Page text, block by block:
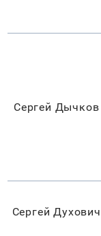
Сергей Дычков
Сергей Духович